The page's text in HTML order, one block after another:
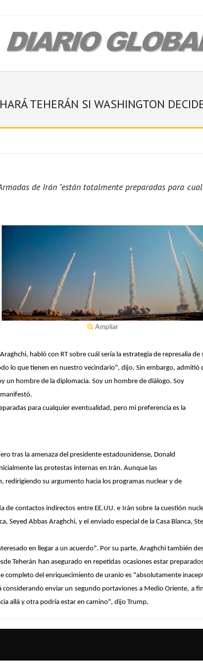
TEHERÁN SI WASHINGTON
de Irán "están totalmente preparadas para
Ampliar
habló con RT sobre cuál sería la estrategia de represalia de
lo que tienen en nuestro vecindario", dijo. Sin embargo, admitió
un hombre de la diplomacia. Soy un hombre de diálogo. Soy
para cualquier eventualidad, pero mi preferencia es la
tras la amenaza del presidente estadounidense, Donald
las protestas internas en Irán. Aunque las
su argumento hacia los programas nuclear y de
de contactos indirectos entre EE.UU. e Irán sobre la cuestión
Seyed Abbas Araghchi, y el enviado especial de la Casa Blanca,
en llegar a un acuerdo". Por su parte, Araghchi también
Teherán han asegurado en repetidas ocasiones estar
completo del enriquecimiento de uranio es "absolutamente
enviar un segundo portaviones a Medio Oriente, a
allá y otra podría estar en camino", dijo Trump.